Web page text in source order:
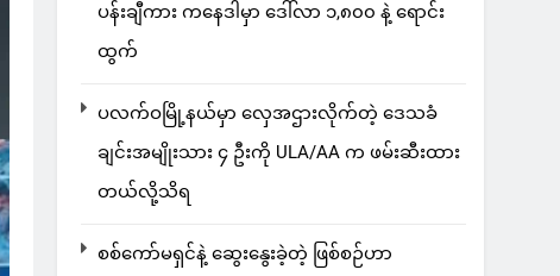
ပန်းချီကား ကနေဒါမှာ ဒေါ်လာ ၁,၈၀၀ နဲ့ ရောင်း
ထွက်
ပလက်ဝမြို့နယ်မှာ လှေအဌားလိုက်တဲ့ ဒေသခံ
ချင်းအမျိုးသား ၄ ဦးကို ULA/AA က ဖမ်းဆီးထား
တယ်လို့သိရ
စစ်ကော်မရှင်နဲ့ ဆွေးနွေးခဲ့တဲ့ ဖြစ်စဉ်ဟာ